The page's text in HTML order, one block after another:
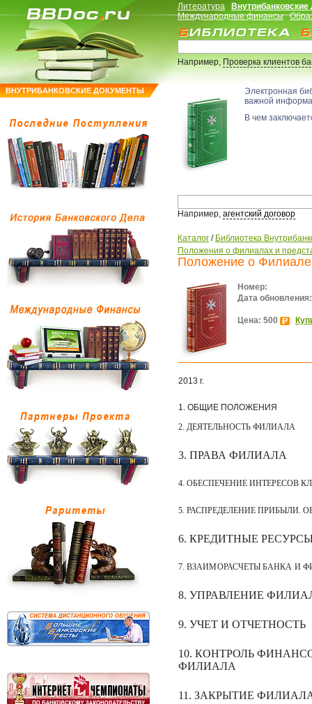
ВНУТРИБАНКОВСКИЕ ДОКУМЕНТЫ
Литература
Международные финансы
Например,Проверка клиентов
Электронная
важной
В чем
Например, агентский договор
Каталог / Библиотека
Положения о филиалах и
Положение о Филиале
Номер:
Дата обновления:
Цена: 500
2013 г.
1. ОБЩИЕ ПОЛОЖЕНИЯ
2. ДЕЯТЕЛЬНОСТЬ ФИЛИАЛА
3. ПРАВА ФИЛИАЛА
4. ОБЕСПЕЧЕНИЕ ИНТЕРЕСОВ
5. РАСПРЕДЕЛЕНИЕ ПРИБЫЛИ.
6. КРЕДИТНЫЕ
7. ВЗАИМОРАСЧЕТЫ БАНКА И
8. УПРАВЛЕНИЕ
9. УЧЕТ И ОТЧЕТНОСТЬ
10. КОНТРОЛЬ
ФИЛИАЛА
11 . ЗАКРЫТИЕ